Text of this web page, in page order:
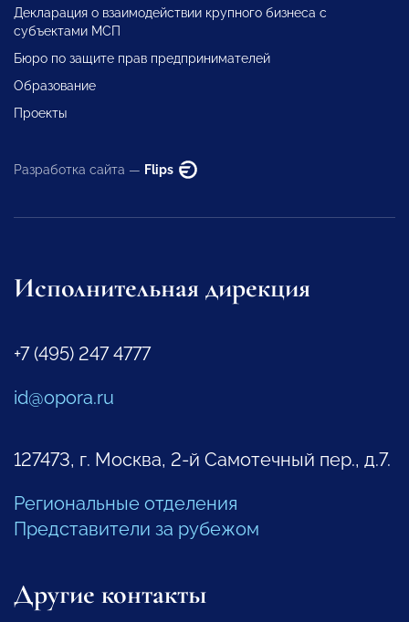
Декларация о взаимодействии крупного бизнеса с
субъектами МСП
Бюро по защите прав предпринимателей
Образование
Проекты
Разработка сайта — Flips
Исполнительная дирекция
+7 (495) 247 4777
id@opora.ru
127473, г. Москва, 2-й Самотечный пер., д.7.
Региональные отделения
Представители за рубежом
Другие контакты